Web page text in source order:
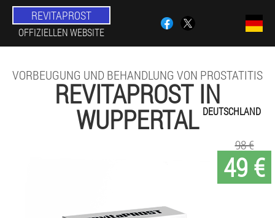
REVITAPROST
OFFIZIELLEN WEBSITE
VORBEUGUNG UND BEHANDLUNG VON PROSTATITIS
REVITAPROST IN
WUPPERTAL DEUTSCHLAND
49 €
98 €